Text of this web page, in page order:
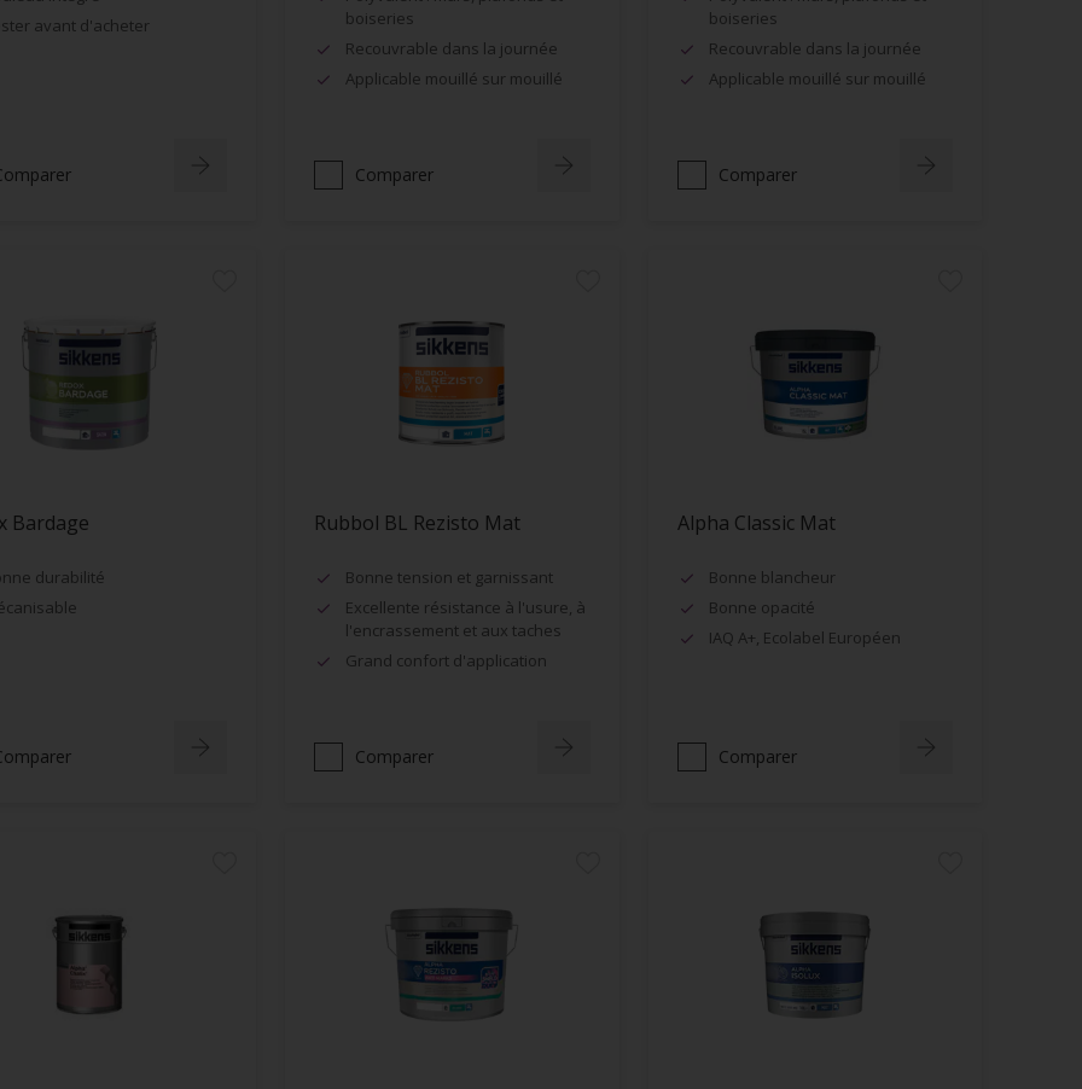
avant d'acheter
boiseries
Recouvrable dans la journée
Applicable mouillé sur mouillé
Comparer
boiseries
Recouvrable dans la journée
Applicable mouillé sur mouillé
Comparer
Bardage
durabilité
Rubbol BL Rezisto Mat
Bonne tension et garnissant
Excellente résistance à l'usure, à
l'encrassement et aux taches
Grand confort d'application
Comparer
Alpha Classic Mat
Bonne blancheur
Bonne opacité
IAQ A+, Ecolabel Européen
Comparer